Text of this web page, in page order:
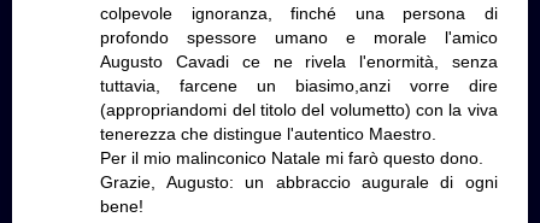
colpevole ignoranza, finché una persona di
profondo spessore umano e morale l'amico
Augusto Cavadi ce ne rivela l'enormità, senza
tuttavia, farcene un biasimo,anzi vorre dire
(appropriandomi del titolo del volumetto) con la viva
tenerezza che distingue l'autentico Maestro.
Per il mio malinconico Natale mi farò questo dono.
Grazie, Augusto: un abbraccio augurale di ogni
bene!